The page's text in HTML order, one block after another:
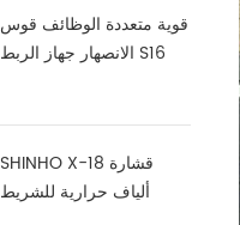
قوية متعددة الوظائف قوس
الانصهار جهاز الربط S16
SHINHO X-18 قشارة
ألياف حرارية للشريط